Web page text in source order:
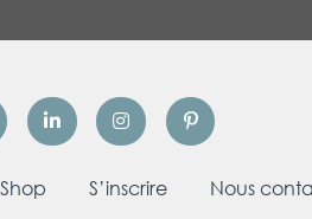
Shop S’inscrire Nous